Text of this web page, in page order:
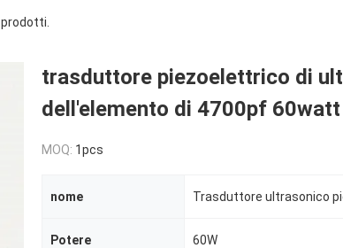
prodotti.
trasduttore piezoelettrico di
dell'elemento di 4700pf
MOQ: 1pcs
nome Trasduttore ultrasonico
Potere 60W